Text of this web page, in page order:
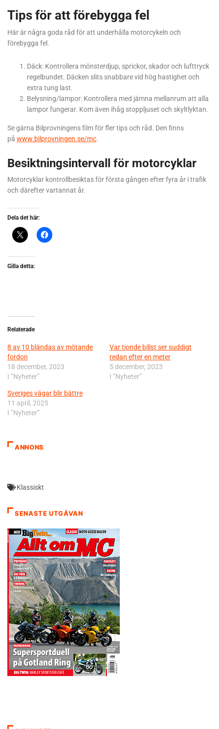
Tips för att förebygga fel
Här är några goda råd för att underhålla motorcykeln och
förebygga fel.
Däck: Kontrollera mönsterdjup, sprickor, skador och lufttryck
regelbundet. Däcken slits snabbare vid hög hastighet och
extra tung last.
Belysning/lampor: Kontrollera med jämna mellanrum att alla
lampor fungerar. Kom även ihåg stoppljuset och skyltlyktan.
Se gärna Bilprovningens film för fler tips och råd. Den finns
på www.bilprovningen.se/mc.
Besiktningsintervall för motorcyklar
Motorcyklar kontrollbesiktas för första gången efter fyra år i trafik
och därefter vartannat år.
Dela det här:
Gilla detta:
Relaterade
8 av 10 bländas av mötande
fordon
18 december, 2023
I ”Nyheter”
Var tionde bilist ser suddigt
redan efter en meter
5 december, 2023
I ”Nyheter”
Sveriges vägar blir bättre
11 april, 2025
I ”Nyheter”
ANNONS
Klassiskt
SENASTE UTGÅVAN